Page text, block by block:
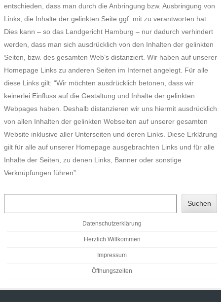
entschieden, dass man durch die Anbringung bzw. Ausbringung von
Links, die Inhalte der gelinkten Seite ggf. mit zu verantworten hat.
Dies kann – so das Landgericht Hamburg – nur dadurch verhindert
werden, dass man sich ausdrücklich von den Inhalten der gelinkten
Seiten, bzw. des gesamten Web’s distanziert. Wir haben auf unserer
Homepage Links zu anderen Seiten im Internet angelegt. Für alle
diese Links gilt: “Wir möchten ausdrücklich betonen, dass wir
keinerlei Einfluss auf die Gestaltung und Inhalte der gelinkten
Webpages haben. Deshalb distanzieren wir uns hiermit ausdrücklich
von allen Inhalten der gelinkten Webseiten auf unserer gesamten
Website inklusive aller Unterseiten und deren Links. Diese Erklärung
gilt für alle auf unserer Homepage ausgebrachten Links und für alle
Inhalte der Seiten, zu denen Links, Banner oder sonstige
Verknüpfungen führen”.
Suchen
Datenschutzerklärung
Herzlich Willkommen
Impressum
Öffnungszeiten